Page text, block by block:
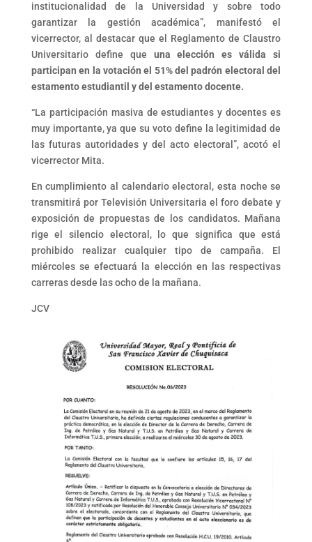
institucionalidad de la Universidad y sobre todo
garantizar la gestión académica”, manifestó el
vicerrector, al destacar que el Reglamento de Claustro
Universitario define que una elección es válida si
participan en la votación el 51% del padrón electoral del
estamento estudiantil y del estamento docente.
“La participación masiva de estudiantes y docentes es
muy importante, ya que su voto define la legitimidad de
las futuras autoridades y del acto electoral”, acotó el
vicerrector Mita.
En cumplimiento al calendario electoral, esta noche se
transmitirá por Televisión Universitaria el foro debate y
exposición de propuestas de los candidatos. Mañana
rige el silencio electoral, lo que significa que está
prohibido realizar cualquier tipo de campaña. El
miércoles se efectuará la elección en las respectivas
carreras desde las ocho de la mañana.
JCV